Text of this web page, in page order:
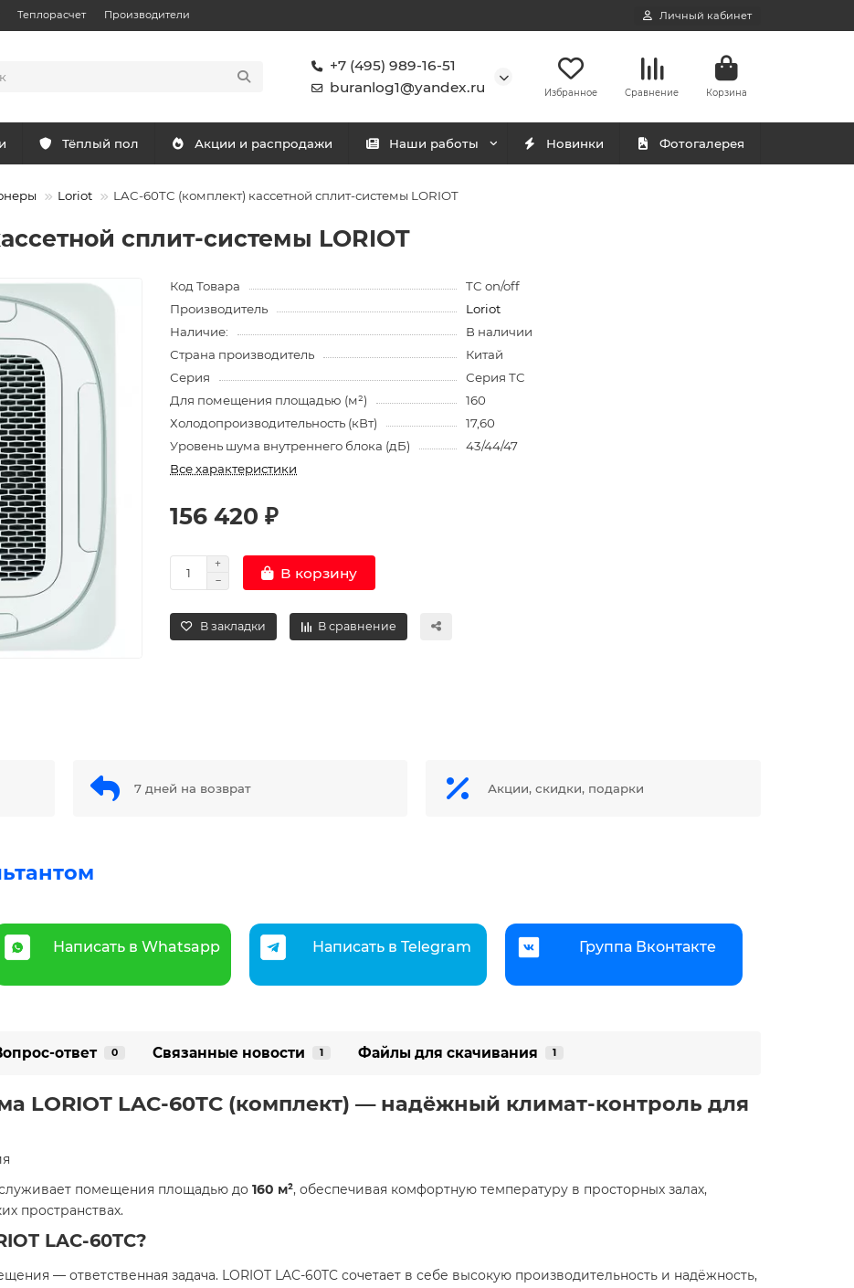
Теплорасчет Производители Личный кабинет
+7 (495) 989-16-51
buranlog1@yandex.ru
Избранное Сравнение Корзина
Тёплый пол Акции и распродажи Наши работы Новинки Фотогалерея
Loriot LAC-60TC (комплект) кассетной сплит-системы LORIOT
сплит-системы LORIOT
Код Товара
TC on/off
Производитель
Loriot
Наличие:
В наличии
Страна производитель
Китай
Серия
Серия ТC
Для помещения площадью (м²)
160
Холодопроизводительность (кВт)
17,60
Уровень шума внутреннего блока (дБ)
43/44/47
Все характеристики
156 420 ₽
В корзину
В закладки В сравнение
7 дней на возврат Акции, скидки, подарки
Написать в Whatsapp Написать в Telegram Группа Вконтакте
ответ 0 Связанные новости 1 Файлы для скачивания 1
LORIOT LAC-60TC (комплект) — надёжный климат-контроль для
помещения площадью до 160 м², обеспечивая комфортную температуру в просторных залах,
пространствах.
LAC-60TC?
— ответственная задача. LORIOT LAC-60TC сочетает в себе высокую производительность и надёжность,